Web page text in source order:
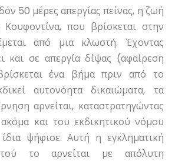
50 μέρες απεργίας πείνας, η ζωή
που βρίσκεται στην
από μια κλωστή. Έχοντας
και σε απεργία δίψας (αφαίρεση
ένα βήμα πριν από το
αυτονόητα δικαιώματα, τα
αρνείται, καταστρατηγώντας
ακόμα και του εκδικητικού νόμου
ψήφισε. Αυτή η εγκληματική
το αρνείται με απόλυτη